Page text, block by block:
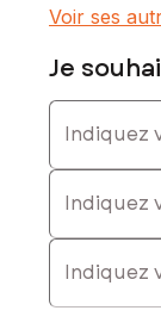
Voir ses
Je
Indiquez
Indiquez
E-mail